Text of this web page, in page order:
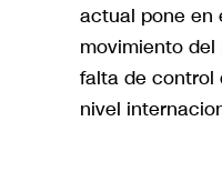
actual pone en
movimiento
falta de control
nivel